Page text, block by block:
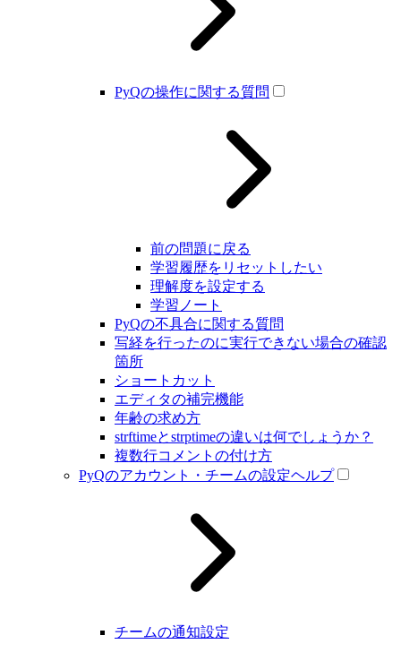
PyQの操作に関する質問
前の問題に戻る
学習履歴をリセットしたい
理解度を設定する
学習ノート
PyQの不具合に関する質問
写経を行ったのに実行できない場合の確認
箇所
ショートカット
エディタの補完機能
年齢の求め方
strftimeとstrptimeの違いは何でしょうか？
複数行コメントの付け方
PyQのアカウント・チームの設定ヘルプ
チームの通知設定